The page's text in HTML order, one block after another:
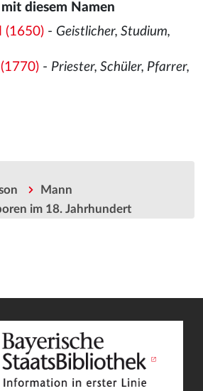
diesem Namen
(1650)- Geistlicher, Studium,
- Priester, Schüler, Pfarrer,
Mann
im 18. Jahrhundert